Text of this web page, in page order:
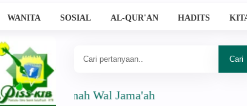
WANITA SOSIAL AL-QUR'AN HADITS
Wal Jama'ah